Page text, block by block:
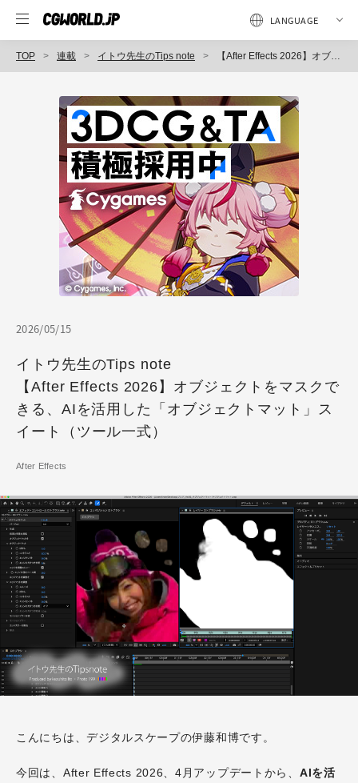
TOP 連載 イトウ先生のTips note 【After Effects 2026】オブジェクトをマスクできる、AIを活用した「オブジェクトマット」スイート（ツール一式）
2026/05/15
イトウ先生のTips note
【After Effects 2026】オブジェクトをマスクで
きる、AIを活用した「オブジェクトマット」ス
イート（ツール一式）
After Effects
こんにちは、デジタルスケープの伊藤和博です。
今回は、After Effects 2026、4月アップデートから、 AIを活